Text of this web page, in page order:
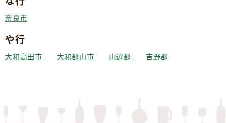
奈良市
や行
大和高田市 大和郡山市 山辺郡 吉野郡